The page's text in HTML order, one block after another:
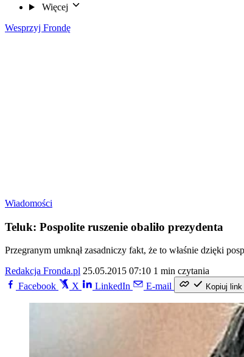
Więcej
Wesprzyj Frondę
Wiadomości
Teluk: Pospolite ruszenie obaliło prezydenta
Przegranym umknął zasadniczy fakt, że to właśnie dzięki
Redakcja Fronda.pl 25.05.2015 07:10 1 min czytania
Facebook
X LinkedIn E-mail Kopiuj link